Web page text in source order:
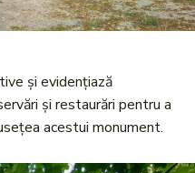
și evidențiază
și restaurări pentru a
acestui monument.